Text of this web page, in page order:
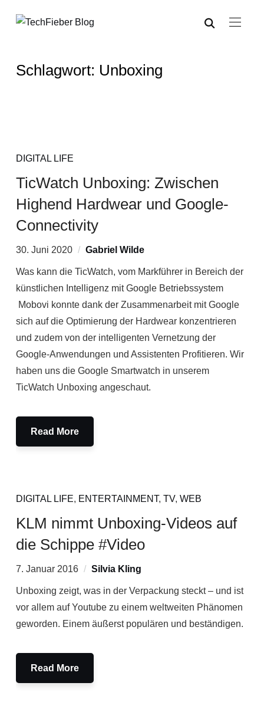
Schlagwort: Unboxing
DIGITAL LIFE
TicWatch Unboxing: Zwischen
Highend Hardwear und Google-
Connectivity
30. Juni 2020 Gabriel Wilde
Was kann die TicWatch, vom Markführer in Bereich der
künstlichen Intelligenz mit Google Betriebssystem
Mobovi konnte dank der Zusammenarbeit mit Google
sich auf die Optimierung der Hardwear konzentrieren
und zudem von der intelligenten Vernetzung der
Google-Anwendungen und Assistenten Profitieren. Wir
haben uns die Google Smartwatch in unserem
TicWatch Unboxing angeschaut.
Read More
DIGITAL LIFE, ENTERTAINMENT, TV, WEB
KLM nimmt Unboxing-Videos auf
die Schippe #Video
7. Januar 2016 Silvia Kling
Unboxing zeigt, was in der Verpackung steckt – und ist
vor allem auf Youtube zu einem weltweiten Phänomen
geworden. Einem äußerst populären und beständigen.
Read More